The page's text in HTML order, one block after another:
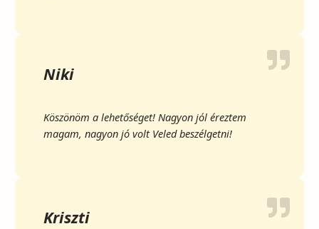
Niki
Köszönöm a lehetőséget! Nagyon jól éreztem
magam, nagyon jó volt Veled beszélgetni!
Kriszti